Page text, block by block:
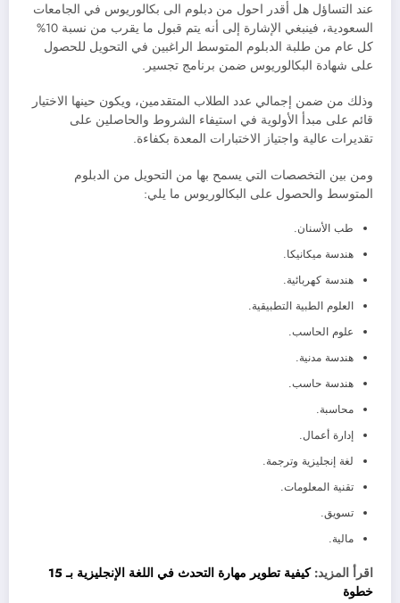
عند التساؤل هل أقدر احول من دبلوم الى بكالوريوس في الجامعات
السعودية، فينبغي الإشارة إلى أنه يتم قبول ما يقرب من نسبة 10%
كل عام من طلبة الدبلوم المتوسط الراغبين في التحويل للحصول
على شهادة البكالوريوس ضمن برنامج تجسير.
وذلك من ضمن إجمالي عدد الطلاب المتقدمين، ويكون حينها الاختيار
قائم على مبدأ الأولوية في استيفاء الشروط والحاصلين على
تقديرات عالية واجتياز الاختبارات المعدة بكفاءة.
ومن بين التخصصات التي يسمح بها من التحويل من الدبلوم
المتوسط والحصول على البكالوريوس ما يلي:
طب الأسنان.
هندسة ميكانيكا.
هندسة كهربائية.
العلوم الطبية التطبيقية.
علوم الحاسب.
هندسة مدنية.
هندسة حاسب.
محاسبة.
إدارة أعمال.
لغة إنجليزية وترجمة.
تقنية المعلومات.
تسويق.
مالية.
اقرأ المزيد:
كيفية تطوير مهارة التحدث في اللغة الإنجليزية بـ 15
خطوة